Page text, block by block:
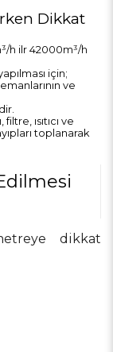
Dikkat
h ilr 42000m³/h
için;
ve
ısıtıcı ve
toplanarak
dikkat